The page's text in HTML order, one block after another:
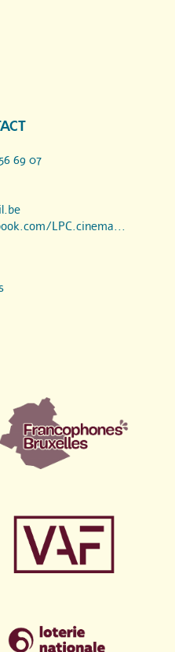
69 07
LPC.cinema...